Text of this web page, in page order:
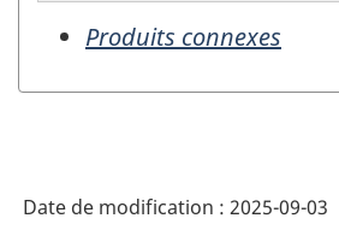
Produits connexes
Date de modification : 2025-09-03